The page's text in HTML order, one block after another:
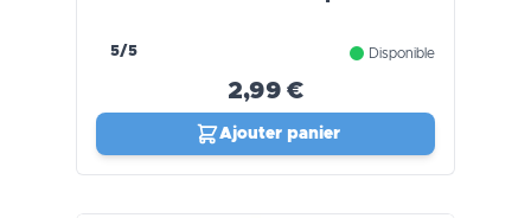
5/5 Disponible
2,99 €
Ajouter panier